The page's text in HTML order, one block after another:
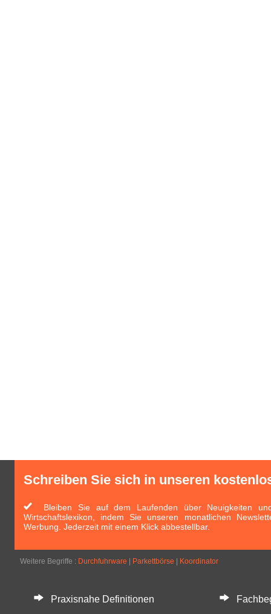
Schreiben Sie sich in unseren
Bleiben Sie auf dem Laufenden über Neuigkeiten
Wirtschaftslexikon, indem Sie unseren monatlichen
Werbung. Jederzeit mit einem Klick abbestellbar.
Weitere Begriffe : Durchfuhrware Parkettbörse Koordinator
Praxisnahe Definitionen